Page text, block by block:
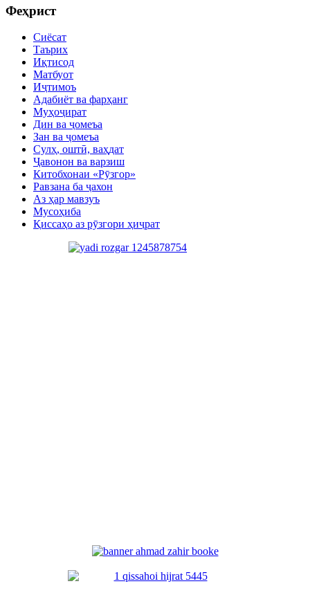
Феҳрист
Сиёсат
Таърих
Иқтисод
Матбуот
Иҷтимоъ
Адабиёт ва фарҳанг
Муҳоҷират
Дин ва ҷомеъа
Зан ва ҷомеъа
Сулҳ, оштӣ, ваҳдат
Ҷавонон ва варзиш
Китобхонаи «Рӯзгор»
Равзана ба ҷахон
Аз ҳар мавзуъ
Мусоҳиба
Қиссаҳо аз рӯзгори ҳиҷрат